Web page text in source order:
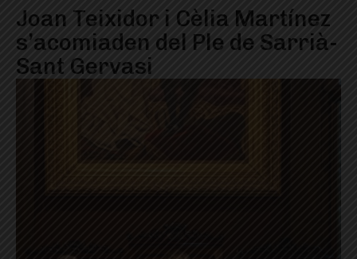
Joan Teixidor i Cèlia Martínez
s’acomiaden del Ple de Sarrià-
Sant Gervasi